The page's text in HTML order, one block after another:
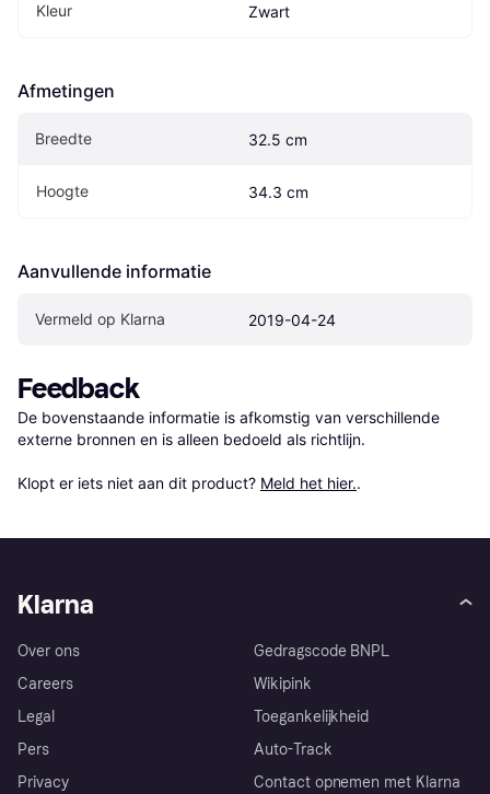
Kleur Zwart
Afmetingen
Breedte 32.5 cm
Hoogte 34.3 cm
Aanvullende informatie
Vermeld op Klarna 2019-04-24
Feedback
De bovenstaande informatie is afkomstig van verschillende
externe bronnen en is alleen bedoeld als richtlijn.
Klopt er iets niet aan dit product? Meld het hier..
Klarna
Over ons
Careers
Legal
Pers
Privacy
Gedragscode BNPL
Wikipink
Toegankelijkheid
Auto-Track
Contact opnemen met Klarna